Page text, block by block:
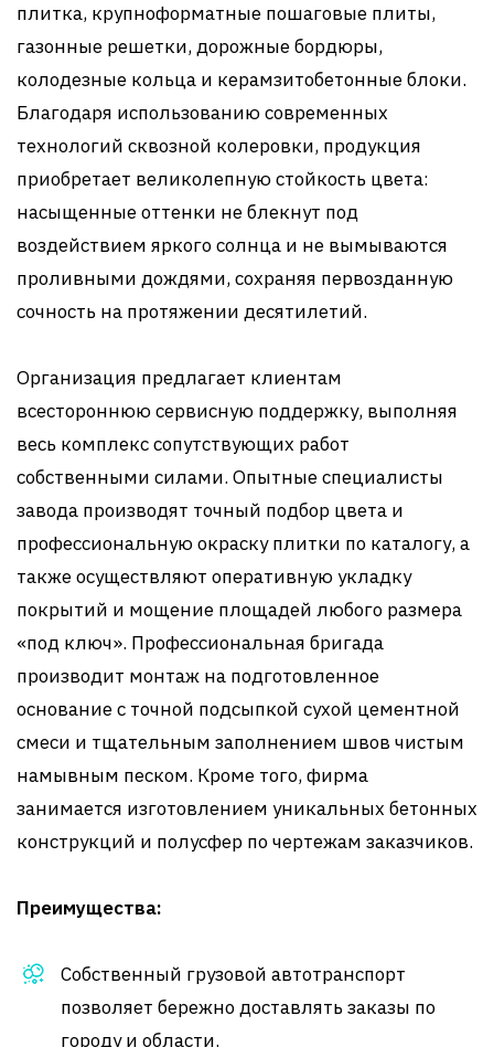
плитка, крупноформатные пошаговые плиты,
газонные решетки, дорожные бордюры,
колодезные кольца и керамзитобетонные блоки.
Благодаря использованию современных
технологий сквозной колеровки, продукция
приобретает великолепную стойкость цвета:
насыщенные оттенки не блекнут под
воздействием яркого солнца и не вымываются
проливными дождями, сохраняя первозданную
сочность на протяжении десятилетий.
Организация предлагает клиентам
всестороннюю сервисную поддержку, выполняя
весь комплекс сопутствующих работ
собственными силами. Опытные специалисты
завода производят точный подбор цвета и
профессиональную окраску плитки по каталогу, а
также осуществляют оперативную укладку
покрытий и мощение площадей любого размера
«под ключ». Профессиональная бригада
производит монтаж на подготовленное
основание с точной подсыпкой сухой цементной
смеси и тщательным заполнением швов чистым
намывным песком. Кроме того, фирма
занимается изготовлением уникальных бетонных
конструкций и полусфер по чертежам заказчиков.
Преимущества:
Собственный грузовой автотранспорт
позволяет бережно доставлять заказы по
городу и области.